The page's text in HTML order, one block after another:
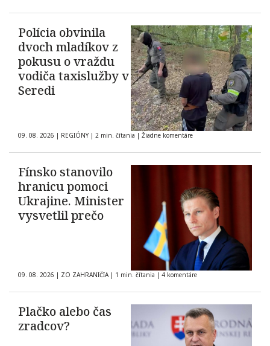
Polícia obvinila
dvoch mladíkov z
pokusu o vraždu
vodiča taxislužby v
Seredi
09. 08. 2026 | REGIÓNY | 2 min. čítania | Žiadne komentáre
Fínsko stanovilo
hranicu pomoci
Ukrajine. Minister
vysvetlil prečo
09. 08. 2026 | ZO ZAHRANIČIA | 1 min. čítania | 4 komentáre
Plačko alebo čas
zradcov?